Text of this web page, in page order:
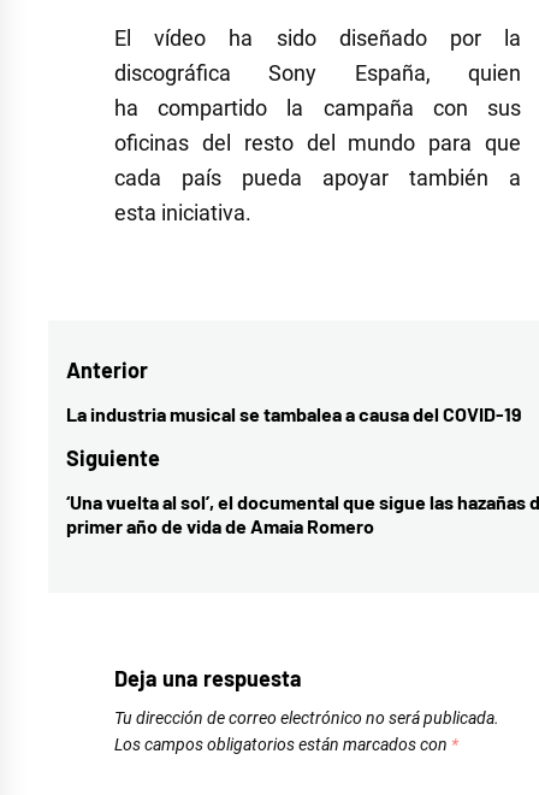
El vídeo ha sido diseñado por la
discográfica Sony España, quien
ha compartido la campaña con sus
oficinas del resto del mundo para que
cada país pueda apoyar también a
esta iniciativa.
cultura
India
19,
Navegación
de
entradas
Anterior
Entrada
anterior:
La industria musical se tambalea a causa del COVID-19
Siguiente
Entrada
siguiente:
‘Una vuelta al sol’, el documental que sigue las hazañas
primer año de vida de Amaia Romero
Deja una respuesta
Tu dirección de correo electrónico no será publicada.
Los campos obligatorios están marcados con *